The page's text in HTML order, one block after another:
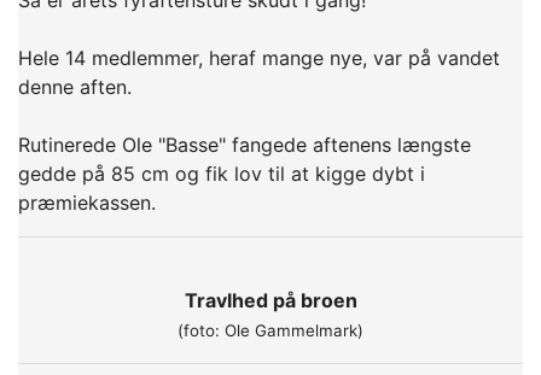
Hele 14 medlemmer, heraf mange nye, var på vandet
denne aften.
Rutinerede Ole "Basse" fangede aftenens længste
gedde på 85 cm og fik lov til at kigge dybt i
præmiekassen.
Travlhed på broen
(foto: Ole Gammelmark)